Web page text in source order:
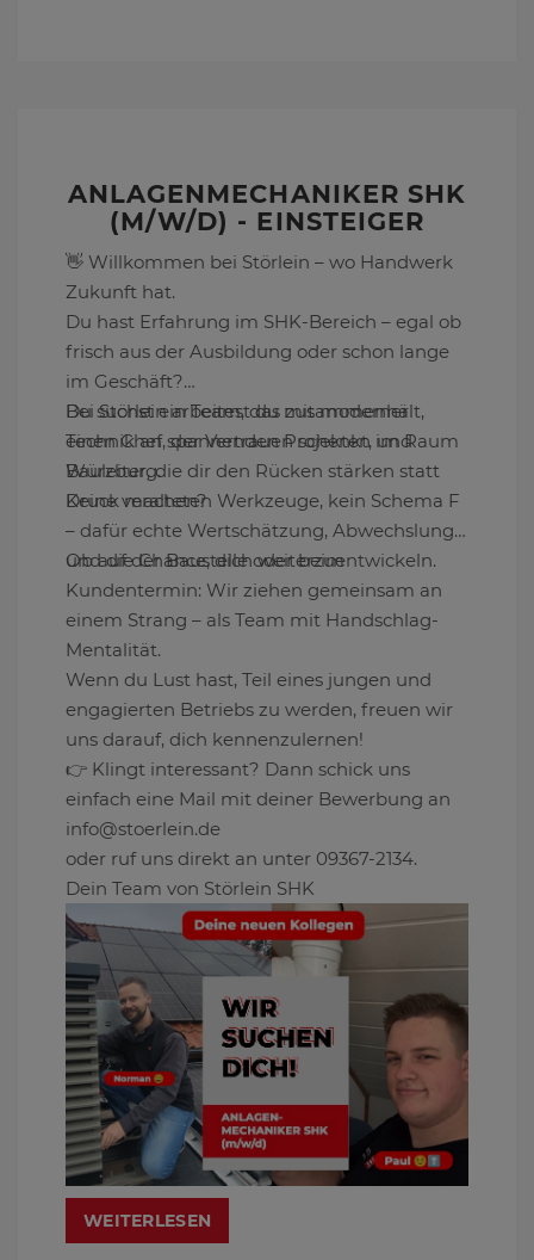
ANLAGENMECHANIKER SHK
(M/W/D) - EINSTEIGER
👋 Willkommen bei Störlein – wo Handwerk
Zukunft hat.
Du hast Erfahrung im SHK-Bereich – egal ob
frisch aus der Ausbildung oder schon lange
im Geschäft?
Du suchst ein Team, das zusammenhält,
einen Chef, der Vertrauen schenkt, und
Bauleiter, die dir den Rücken stärken statt
Druck machen?
Bei Störlein arbeitest du mit moderner
Technik an spannenden Projekten im Raum
Würzburg.
Keine veralteten Werkzeuge, kein Schema F
– dafür echte Wertschätzung, Abwechslung
und die Chance, dich weiterzuentwickeln.
Ob auf der Baustelle oder beim
Kundentermin: Wir ziehen gemeinsam an
einem Strang – als Team mit Handschlag-
Mentalität.
Wenn du Lust hast, Teil eines jungen und
engagierten Betriebs zu werden, freuen wir
uns darauf, dich kennenzulernen!
👉 Klingt interessant? Dann schick uns
einfach eine Mail mit deiner Bewerbung an
info@stoerlein.de
oder ruf uns direkt an unter 09367-2134.
Dein Team von Störlein SHK
WEITERLESEN